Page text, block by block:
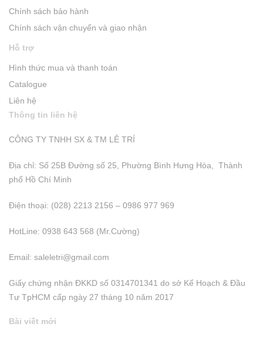
Chính sách bảo hành
Chính sách vận chuyển và giao nhận
Hỗ trợ
Hình thức mua và thanh toán
Catalogue
Liên hệ
Thông tin liên hệ
CÔNG TY TNHH SX & TM LÊ TRÍ
Địa chỉ: Số 25B Đường số 25, Phường Bình Hưng Hòa, Thành
phố Hồ Chí Minh
Điện thoại: (028) 2213 2156 – 0986 977 969
HotLine: 0938 643 568 (Mr.Cường)
Email: saleletri@gmail.com
Giấy chứng nhận ĐKKD số 0314701341 do sở Kể Hoạch & Đầu
Tư TpHCM cấp ngày 27 tháng 10 năm 2017
Bài viết mới